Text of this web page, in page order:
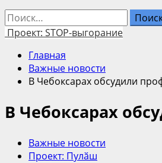
Найти:
Проект: STOP-выгорание
Главная
Важные новости
В Чебоксарах обсудили
В Чебоксарах
Важные новости
Проект: Пулӑш